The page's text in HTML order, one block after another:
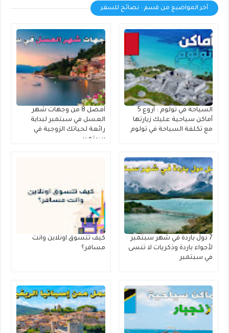
أخر المواضيع من قسم : نصائح للسفر
السياحة في تولوم : أروع 5
أماكن سياحية عليك زيارتها
مع تكلفة السياحة في تولوم
أفضل 8 من وجهات شهر
العسل في سبتمبر لبداية
رائعة لحياتك الزوجية في
سبتمبر
7 دول باردة في شهر سبتمبر
لأجواء باردة وذكريات لا تنسى
في سبتمبر
كيف تتسوق اونلاين وانت
مسافر؟